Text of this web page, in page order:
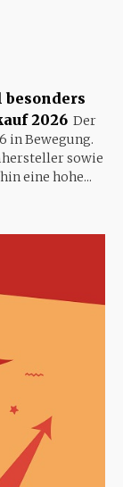
2026 Der
in Bewegung.
sowie
eine hohe...